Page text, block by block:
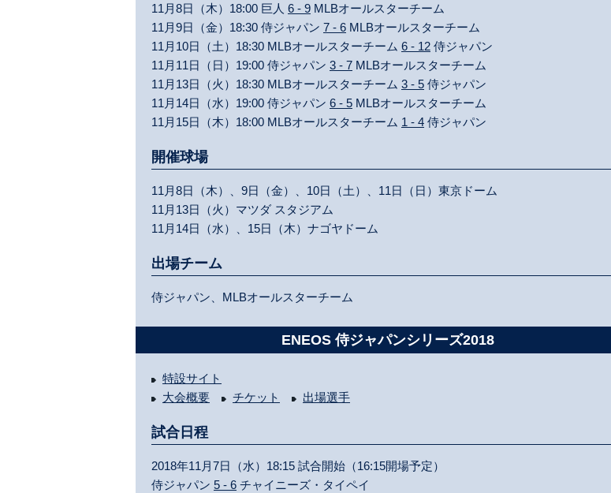
11月8日（木）18:00 巨人 6 - 9 MLBオールスターチーム
11月9日（金）18:30 侍ジャパン 7 - 6 MLBオールスターチーム
11月10日（土）18:30 MLBオールスターチーム 6 - 12 侍ジャパン
11月11日（日）19:00 侍ジャパン 3 - 7 MLBオールスターチーム
11月13日（火）18:30 MLBオールスターチーム 3 - 5 侍ジャパン
11月14日（水）19:00 侍ジャパン 6 - 5 MLBオールスターチーム
11月15日（木）18:00 MLBオールスターチーム 1 - 4 侍ジャパン
開催球場
11月8日（木）、9日（金）、10日（土）、11日（日）東京ドーム
11月13日（火）マツダ スタジアム
11月14日（水）、15日（木）ナゴヤドーム
出場チーム
侍ジャパン、MLBオールスターチーム
ENEOS 侍ジャパンシリーズ2018
特設サイト
大会概要
チケット 出場選手
試合日程
2018年11月7日（水）18:15 試合開始（16:15開場予定）
侍ジャパン 5 - 6 チャイニーズ・タイペイ